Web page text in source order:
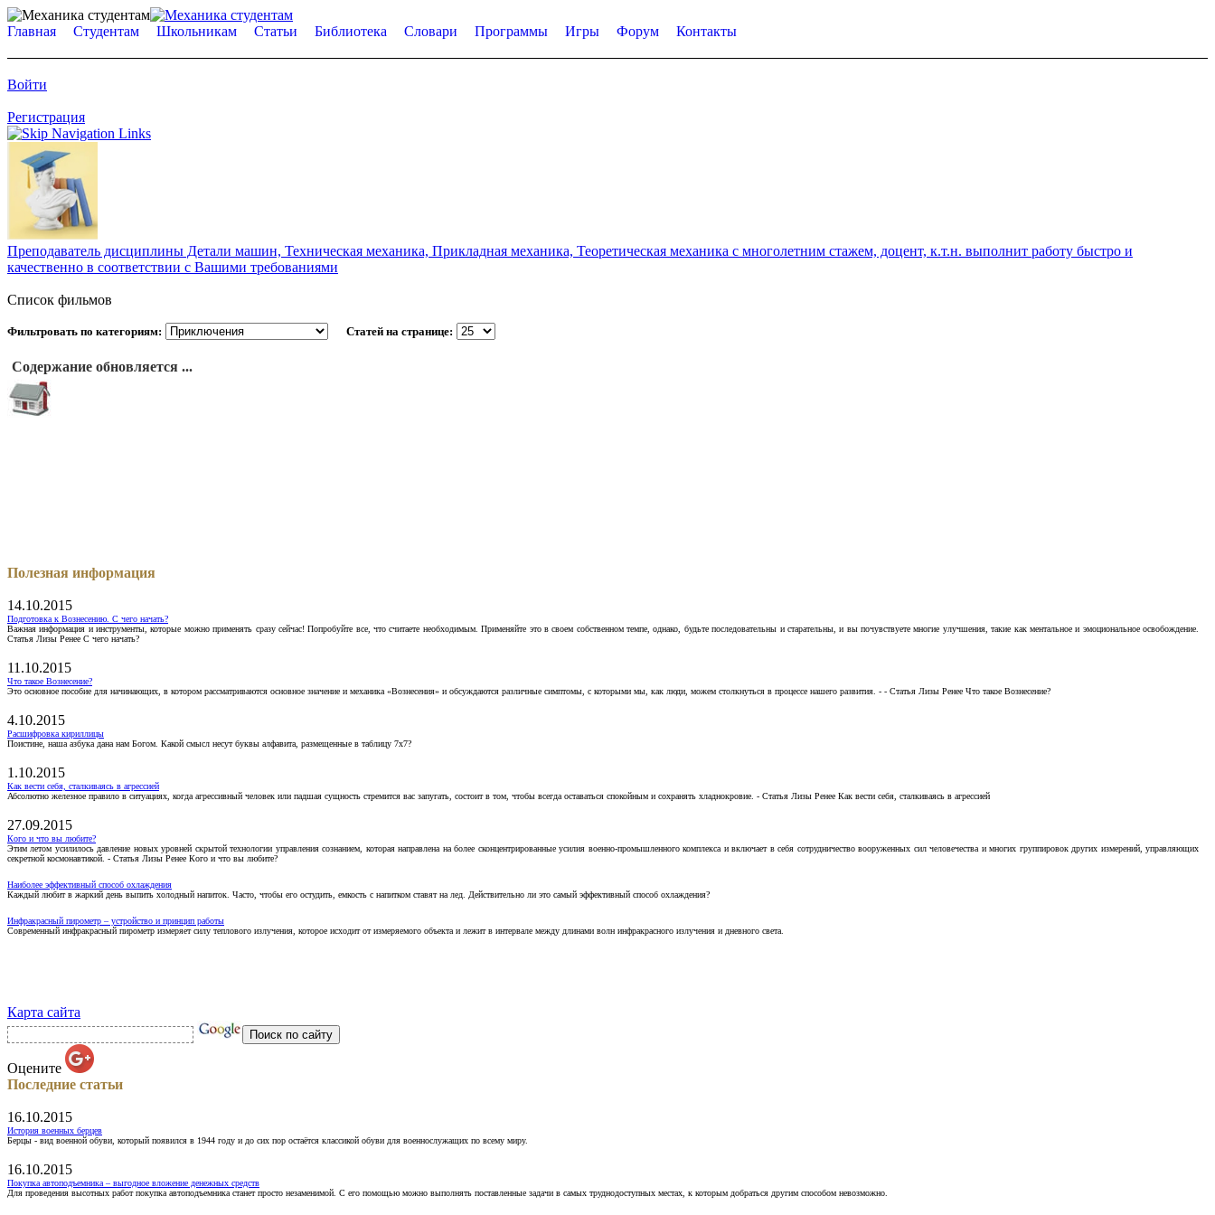
Главная Студентам Школьникам Статьи Библиотека Словари Программы Игры Форум Контакты
Войти
Регистрация
Преподаватель дисциплины Детали машин, Техническая механика, Прикладная механика, Теоретическая механика с многолетним стажем, доцент, к.т.н. выполнит работу быстро и
качественно в соответствии с Вашими требованиями
Список фильмов
Фильтровать по категориям: Статей на странице:
Содержание обновляется ...
Полезная информация
14.10.2015
Подготовка к Вознесению. С чего начать?
Важная информация и инструменты, которые можно применять сразу сейчас! Попробуйте все, что считаете необходимым. Применяйте это в своем собственном темпе, однако, будьте последовательны и старательны, и вы почувствуете многие улучшения, такие как ментальное и эмоциональное освобождение.
Статья Лизы Ренее С чего начать?
11.10.2015
Что такое Вознесение?
Это основное пособие для начинающих, в котором рассматриваются основное значение и механика «Вознесения» и обсуждаются различные симптомы, с которыми мы, как люди, можем столкнуться в процессе нашего развития. - - Статья Лизы Ренее Что такое Вознесение?
4.10.2015
Расшифровка кириллицы
Поистине, наша азбука дана нам Богом. Какой смысл несут буквы алфавита, размещенные в таблицу 7х7?
1.10.2015
Как вести себя, сталкиваясь в агрессией
Абсолютно железное правило в ситуациях, когда агрессивный человек или падшая сущность стремится вас запугать, состоит в том, чтобы всегда оставаться спокойным и сохранять хладнокровие. - Статья Лизы Ренее Как вести себя, сталкиваясь в агрессией
27.09.2015
Кого и что вы любите?
Этим летом усилилось давление новых уровней скрытой технологии управления сознанием, которая направлена на более сконцентрированные усилия военно-промышленного комплекса и включает в себя сотрудничество вооруженных сил человечества и многих группировок других измерений, управляющих
секретной космонавтикой. - Статья Лизы Ренее Кого и что вы любите?
Наиболее эффективный способ охлаждения
Каждый любит в жаркий день выпить холодный напиток. Часто, чтобы его остудить, емкость с напитком ставят на лед. Действительно ли это самый эффективный способ охлаждения?
Инфракрасный пирометр – устройство и принцип работы
Современный инфракрасный пирометр измеряет силу теплового излучения, которое исходит от измеряемого объекта и лежит в интервале между длинами волн инфракрасного излучения и дневного света.
Карта сайта
Оцените
Последние статьи
16.10.2015
История военных берцев
Берцы - вид военной обуви, который появился в 1944 году и до сих пор остаётся классикой обуви для военнослужащих по всему миру.
16.10.2015
Покупка автоподъемника – выгодное вложение денежных средств
Для проведения высотных работ покупка автоподъемника станет просто незаменимой. С его помощью можно выполнять поставленные задачи в самых труднодоступных местах, к которым добраться другим способом невозможно.